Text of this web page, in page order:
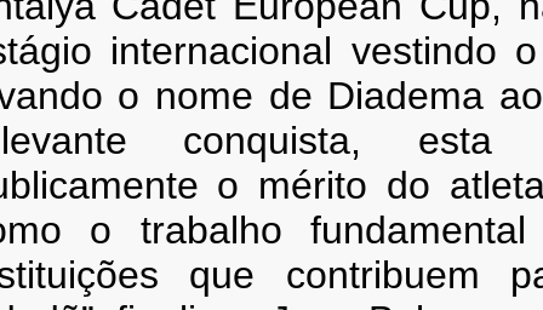
internacional vestindo
o nome de Diadema
conquista, esta
o mérito do
o trabalho
que contribuem